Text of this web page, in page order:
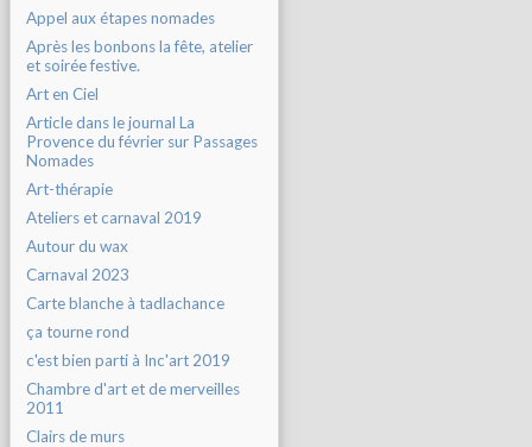
Appel aux étapes nomades
Après les bonbons la fête, atelier
et soirée festive.
Art en Ciel
Article dans le journal La
Provence du février sur Passages
Nomades
Art-thérapie
Ateliers et carnaval 2019
Autour du wax
Carnaval 2023
Carte blanche à tadlachance
ça tourne rond
c'est bien parti à Inc'art 2019
Chambre d'art et de merveilles
2011
Clairs de murs